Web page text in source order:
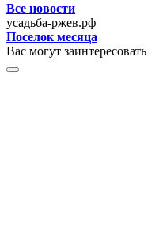
Все новости
усадьба-ржев.рф
Поселок месяца
Вас могут заинтересовать